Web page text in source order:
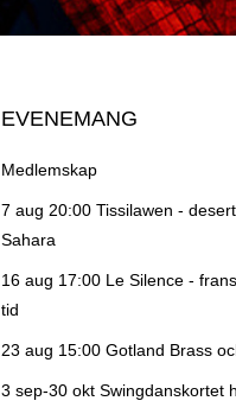
EVENEMANG
Medlemskap
7 aug 20:00 Tissilawen -
Sahara
16 aug 17:00 Le Silence -
tid
23 aug 15:00 Gotland Brass
3 sep-30 okt Swingdanskortet